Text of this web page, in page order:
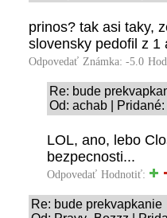
prinos? tak asi taky,
slovensky pedofil z 1
Odpovedať Známka: -5.0
Re: bude
Od: achab |
LOL, ano, lebo
bezpecnosti...
Odpovedať Hodnotiť:
Re: bude prekvapkanie